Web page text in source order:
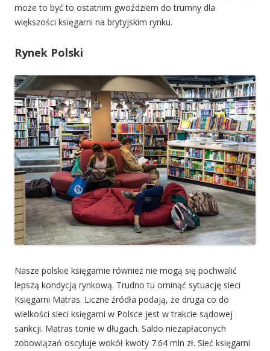
może to być to ostatnim gwoździem do trumny dla
większości księgarni na brytyjskim rynku.
Rynek Polski
Nasze polskie księgarnie również nie mogą się pochwalić
lepszą kondycją rynkową. Trudno tu ominąć sytuację sieci
Księgarni Matras. Liczne źródła podają, że druga co do
wielkości sieci księgarni w Polsce jest w trakcie sądowej
sankcji. Matras tonie w długach. Saldo niezapłaconych
zobowiązań oscyluje wokół kwoty 7.64 mln zł. Sieć księgarni